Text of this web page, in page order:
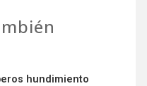
hundimiento